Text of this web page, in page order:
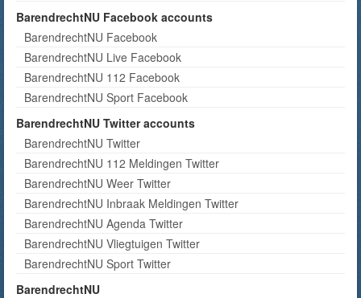
BarendrechtNU Facebook accounts
BarendrechtNU Facebook
BarendrechtNU Live Facebook
BarendrechtNU 112 Facebook
BarendrechtNU Sport Facebook
BarendrechtNU Twitter accounts
BarendrechtNU Twitter
BarendrechtNU 112 Meldingen Twitter
BarendrechtNU Weer Twitter
BarendrechtNU Inbraak Meldingen Twitter
BarendrechtNU Agenda Twitter
BarendrechtNU Vliegtuigen Twitter
BarendrechtNU Sport Twitter
BarendrechtNU